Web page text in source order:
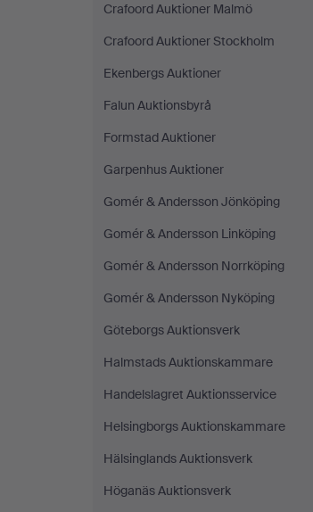
Crafoord Auktioner Malmö
Crafoord Auktioner Stockholm
Ekenbergs Auktioner
Falun Auktionsbyrå
Formstad Auktioner
Garpenhus Auktioner
Gomér & Andersson Jönköping
Gomér & Andersson Linköping
Gomér & Andersson Norrköping
Gomér & Andersson Nyköping
Göteborgs Auktionsverk
Halmstads Auktionskammare
Handelslagret Auktionsservice
Helsingborgs Auktionskammare
Hälsinglands Auktionsverk
Höganäs Auktionsverk